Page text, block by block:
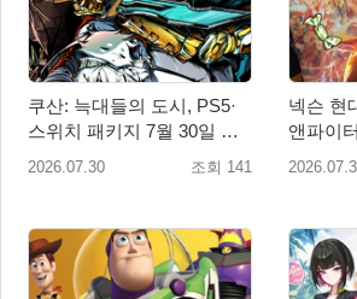
쿠산: 늑대들의 도시, PS5·
스위치 패키지 7월 30일 국
내 정식 출시
2026.07.30 조회 141
넥슨 현
앤파이